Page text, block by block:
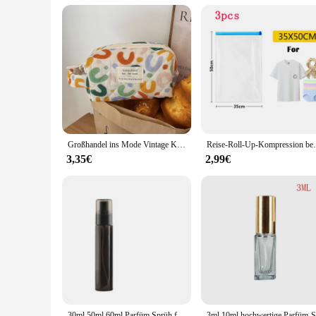
limited space. Whether you're traveling by car or public
bumpy trails, ensuring that your baby enjoys a
you're looking to purchase it for yourself or as a gift for a
Großhandel ins Mode Vintage Kosmetik Lagerung Handtasche tragbare süße Frauen Reise veranstalter Make-up Einkaufstaschen
3,35€
Reise-Roll-Up-Kompression
2,99€